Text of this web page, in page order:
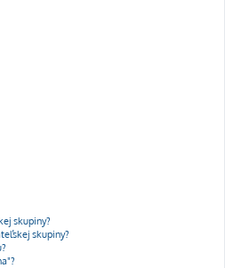
skupiny?
skupiny?